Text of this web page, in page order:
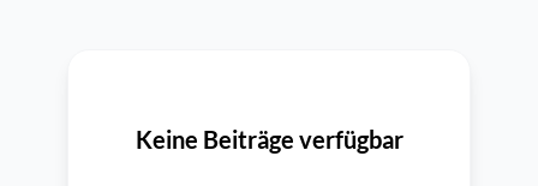
Keine Beiträge verfügbar